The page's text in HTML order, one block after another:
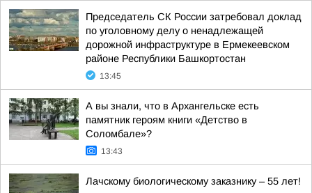
Председатель СК России затребовал доклад
по уголовному делу о ненадлежащей
дорожной инфраструктуре в Ермекеевском
районе Республики Башкортостан
13:45
А вы знали, что в Архангельске есть
памятник героям книги «Детство в
Соломбале»?
13:43
Лачскому биологическому заказнику – 55 лет!